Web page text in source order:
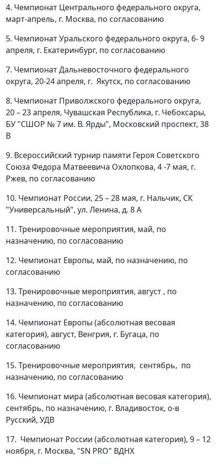
4. Чемпионат Центрального федерального округа,
март-апрель, г. Москва, по согласованию
5. Чемпионат Уральского федерального округа, 6- 9
апреля, г. Екатеринбург, по согласованию
7. Чемпионат Дальневосточного федерального
округа, 20-24 апреля, г. Якутск, по согласованию
8. Чемпионат Приволжского федерального округа,
20 – 23 апреля, Чувашская Республика, г. Чебоксары,
БУ "СШОР № 7 им. В. Ярды", Московский проспект, 38
В
9. Всероссийский турнир памяти Героя Советского
Союза Федора Матвеевича Охлопкова, 4 -7 мая, г.
Ржев, по согласованию
10. Чемпионат России, 25 – 28 мая, г. Нальчик, СК
"Универсальный", ул. Ленина, д. 8 А
11. Тренировочные мероприятия, май, по
назначению, по согласованию
12. Чемпионат Европы, май, по назначению, по
согласованию
13. Тренировочные мероприятия, август , по
назначению, по согласованию
14. Чемпионат Европы (абсолютная весовая
категория), август, Венгрия, г. Бугаца, по
согласованию
15. Тренировочные мероприятия, сентябрь, по
назначению, по согласованию
16. Чемпионат мира (абсолютная весовая категория),
сентябрь, по назначению, г. Владивосток, о-в
Русский, УДВ
17. Чемпионат России (абсолютная категория), 9 – 12
ноября, г. Москва, "SN PRO" ВДНХ